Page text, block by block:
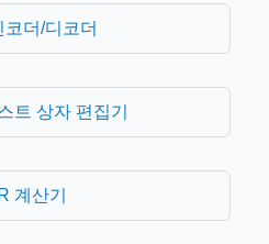
코더/디코더
트 상자 편집기
계산기